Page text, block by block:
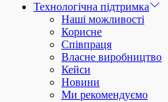
Технологічна підтримка
Наші можливості
Корисне
Співпраця
Власне виробництво
Кейси
Новини
Ми рекомендуємо